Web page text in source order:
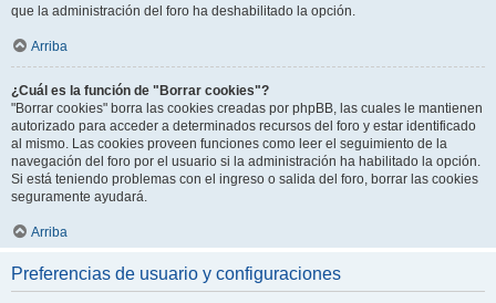
que la administración del foro ha deshabilitado la opción.
Arriba
¿Cuál es la función de "Borrar cookies"?
"Borrar cookies" borra las cookies creadas por phpBB, las cuales le mantienen
autorizado para acceder a determinados recursos del foro y estar identificado
al mismo. Las cookies proveen funciones como leer el seguimiento de la
navegación del foro por el usuario si la administración ha habilitado la opción.
Si está teniendo problemas con el ingreso o salida del foro, borrar las cookies
seguramente ayudará.
Arriba
Preferencias de usuario y configuraciones